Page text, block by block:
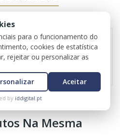
Na Mesma
para o funcionamento do
cookies de estatística
rejeitar ou personalizar as
Aceitar
by iddigital.pt